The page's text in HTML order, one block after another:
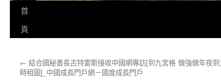
首
頁
← 結合國秘書長古特雷斯接收中國網專訪[到九宮格
時租圖]_中國成長門戶網－國度成長門戶
做強做年夜